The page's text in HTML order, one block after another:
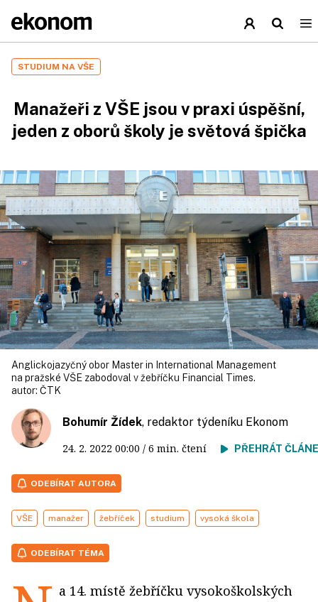
STUDIUM NA VŠE
Manažeři z VŠE jsou v praxi úspěšní,
jeden z oborů školy je světová špička
Anglickojazyčný obor Master in International Management
na pražské VŠE zabodoval v žebříčku Financial Times.
autor: ČTK
Bohumír Žídek, redaktor týdeníku Ekonom
24. 2. 2022 00:00 / 6 min. čtení PŘEHRÁT
ODEBÍRAT AUTORA
VŠE manažer žebříček studium vysoká škola
ODEBÍRAT TÉMA
a 14. místě žebříčku vysokoškolských